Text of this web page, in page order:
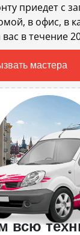
приедет с
в офис, в
в течение
мастера
всю